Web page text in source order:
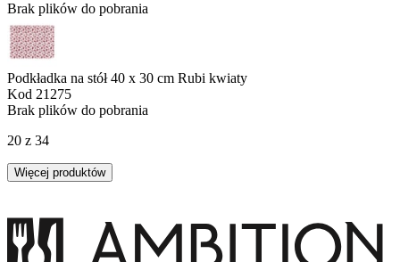
Brak plików do pobrania
Podkładka na stół 40 x 30 cm Rubi kwiaty
Kod 21275
Brak plików do pobrania
20 z 34
Więcej produktów